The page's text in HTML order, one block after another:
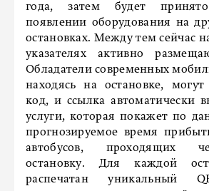
года, затем будет
появлении оборудования на
остановках. Между тем сейчас
указателях активно
Обладатели современных
находясь на остановке, могут
код, и ссылка автоматически
услуги, которая покажет по
прогнозируемое время
автобусов, проходящих
остановку. Для каждой
распечатан уникальный